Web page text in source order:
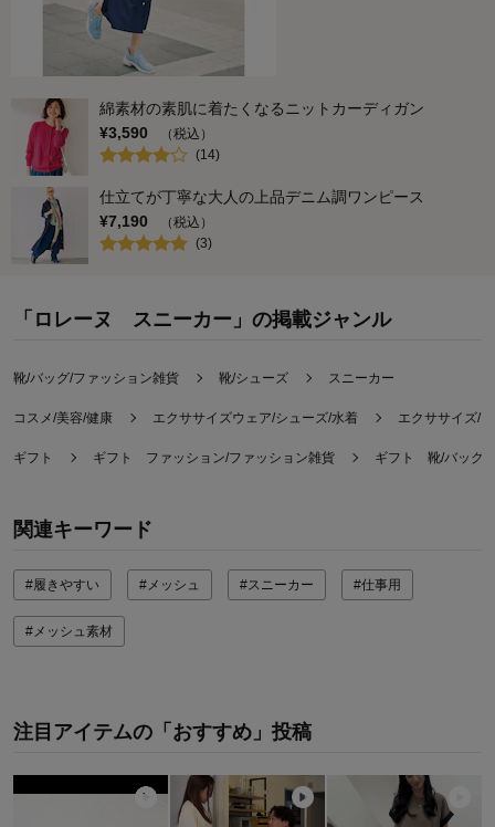
綿素材の素肌に着たくなるニットカーディガン
¥3,590
（税込）
(14)
仕立てが丁寧な大人の上品デニム調ワンピース
¥7,190
（税込）
(3)
「ロレーヌ スニーカー」の掲載ジャンル
靴/バッグ/ファッション雑貨 靴/シューズ スニーカー
コスメ/美容/健康 エクササイズウェア/シューズ/水着 エクササイズ/
ギフト ギフト ファッション/ファッション雑貨 ギフト 靴/バッグ
関連キーワード
#履きやすい #メッシュ #スニーカー #仕事用
#メッシュ素材
注目アイテムの「おすすめ」投稿